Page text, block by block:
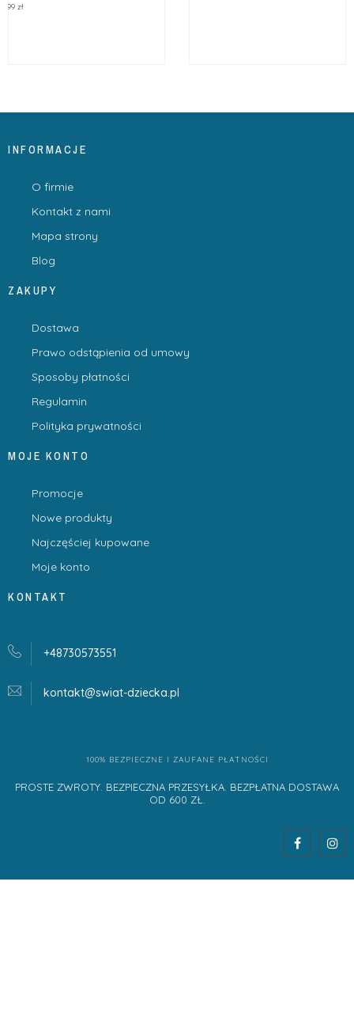
zł
INFORMACJE
O firmie
Kontakt z nami
Mapa strony
Blog
ZAKUPY
Dostawa
Prawo odstąpienia od umowy
Sposoby płatności
Regulamin
Polityka prywatności
MOJE KONTO
Promocje
Nowe produkty
Najczęściej kupowane
Moje konto
KONTAKT
+48730573551
kontakt@swiat-dziecka.pl
100% BEZPIECZNE I ZAUFANE PŁATNOŚCI
PROSTE ZWROTY. BEZPIECZNA PRZESYŁKA. BEZPŁATNA DOSTAWA
OD 600 ZŁ.